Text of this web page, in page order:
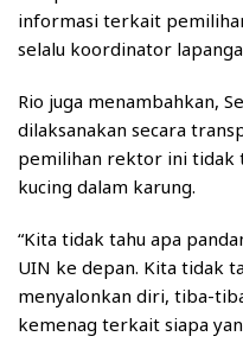
informasi terkait
selalu koordinator
Rio juga menambahkan,
dilaksanakan secara
pemilihan rektor ini tidak
kucing dalam karung.
“Kita tidak tahu apa
UIN ke depan. Kita tidak
menyalonkan diri, tiba-
kemenag terkait siapa